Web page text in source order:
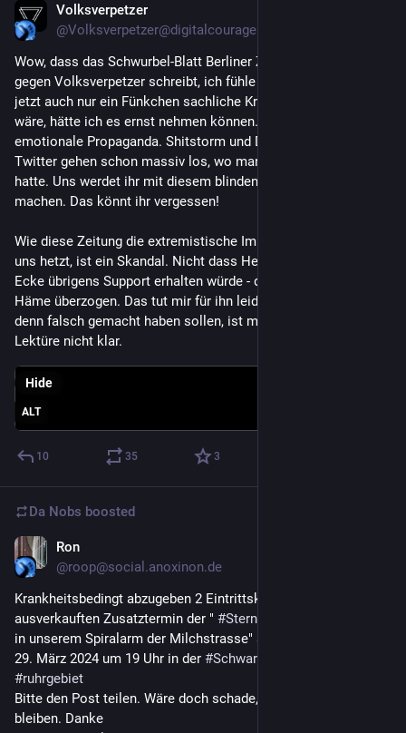
Volksverpetzer
Wow, dass das Schwurbel-Blatt Berliner Zeitung ein Hit-Piece
gegen Volksverpetzer schreibt, ich fühle mich geehrt. Wenn
jetzt auch nur ein Fünkchen sachliche Kritik dabei gewesen
wäre, hätte ich es ernst nehmen können. Aber es ist nur pure
emotionale Propaganda. Shitstorm und Drohungen drüber auf
Twitter gehen schon massiv los, wo man uns extra verlinkt
hatte. Uns werdet ihr mit diesem blinden Hass nicht mundtot
machen. Das könnt ihr vergessen!
Wie diese Zeitung die extremistische Impfgegner-Meute auf
uns hetzt, ist ein Skandal. Nicht dass Herr Hehlgans aus der
Ecke übrigens Support erhalten würde - dort wird er jetzt mit
Häme überzogen. Das tut mir für ihn leid. Was wir konkret
denn falsch gemacht haben sollen, ist mir auch nach der
Lektüre nicht klar.
ALT
Hide
10 35 3
Da Nobs boosted
Ron
@roop@social.anoxinon.de
Krankheitsbedingt abzugeben 2 Eintrittskarten für den
ausverkauften Zusatztermin der " #Sternengeschichten
in unserem Spiralarm der Milchstrasse" am
29. März 2024 um 19 Uhr in der #Schwarzkaue
#ruhrgebiet
Bitte den Post teilen. Wäre doch schade, wenn die Plätze leer
bleiben. Danke